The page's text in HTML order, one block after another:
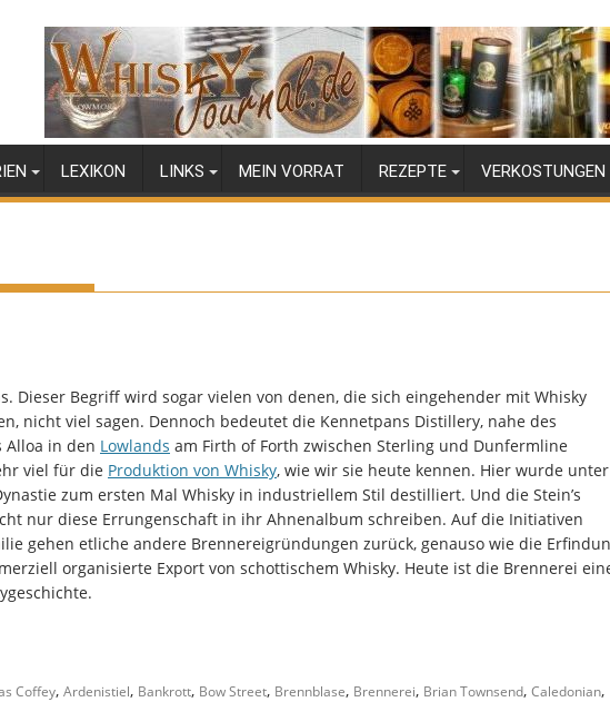
LEXIKON LINKS MEIN VORRAT REZEPTE VERKOSTUNGEN
Dieser Begriff wird sogar vielen von denen, die sich eingehender mit Whisky
nicht viel sagen. Dennoch bedeutet die Kennetpans Distillery, nahe des
Alloa in den Lowlands am Firth of Forth zwischen Sterling und Dunfermline
viel für die Produktion von Whisky, wie wir sie heute kennen. Hier wurde unter
zum ersten Mal Whisky in industriellem Stil destilliert. Und die Stein’s
nur diese Errungenschaft in ihr Ahnenalbum schreiben. Auf die Initiativen
gehen etliche andere Brennereigründungen zurück, genauso wie die
organisierte Export von schottischem Whisky. Heute ist die Brennerei
Coffey, Ardenistiel, Bankrott, Bow Street, Brennblase, Brennerei, Brian Townsend, Caledonian,